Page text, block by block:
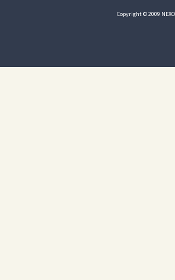
Copyright © 2009